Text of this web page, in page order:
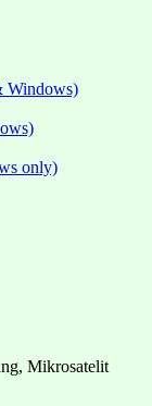
Windows)
only)
Mikrosatelit